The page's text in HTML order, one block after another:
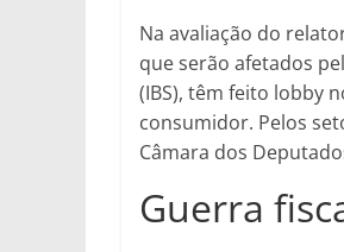
Na avaliação do
que serão afetados
(IBS), têm feito lobby
consumidor. Pelos
Câmara dos
Guerra